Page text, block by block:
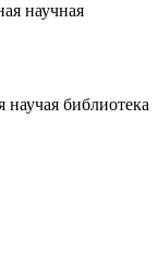
научная
научая библиотека